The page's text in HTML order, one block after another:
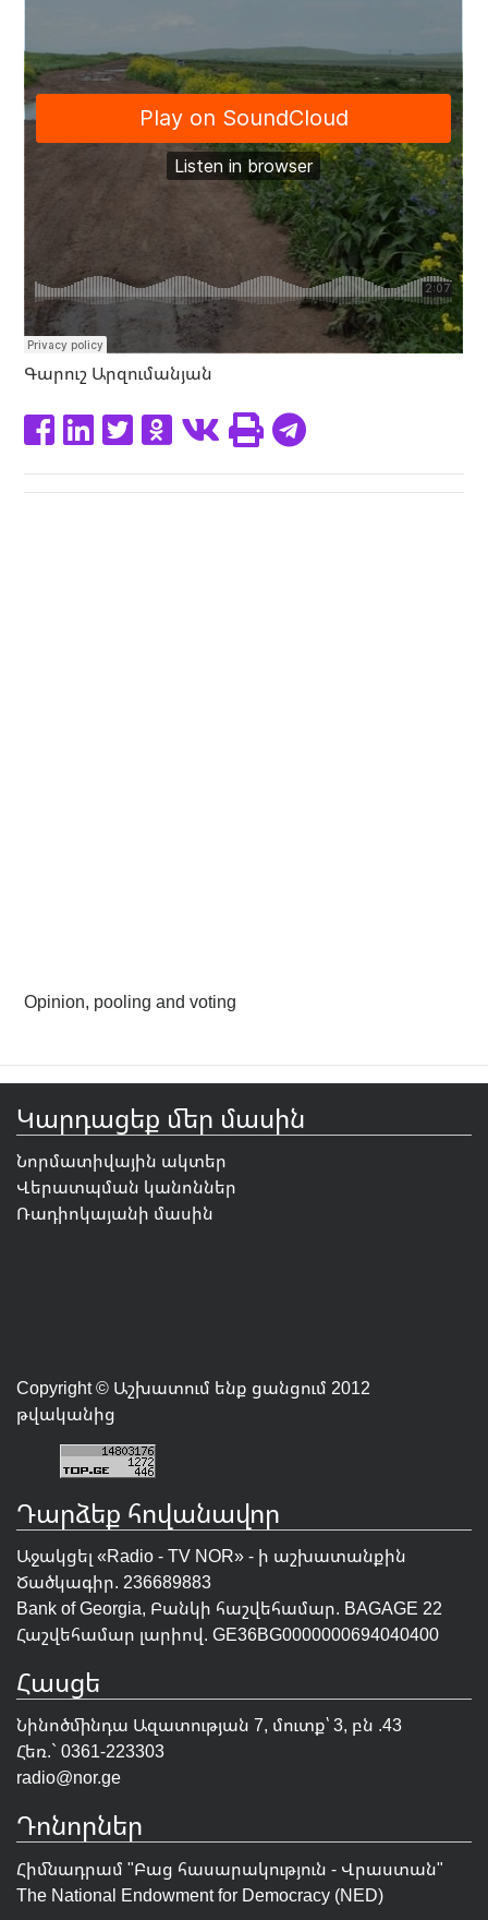
Գարուշ Արզումանյան
Opinion, pooling and voting
Կարդացեք մեր մասին
Նորմատիվային ակտեր
Վերատպման կանոններ
Ռադիոկայանի մասին
Copyright © Աշխատում ենք ցանցում 2012
թվականից
Դարձեք հովանավոր
Աջակցել «Radio - TV NOR» - ի աշխատանքին
Ծածկագիր. 236689883
Bank of Georgia, Բանկի հաշվեհամար. BAGAGE 22
Հաշվեհամար լարիով. GE36BG0000000694040400
Հասցե
Նինոծմինդա Ազատության 7, մուտք՝ 3, բն .43
Հեռ.` 0361-223303
radio@nor.ge
Դոնորներ
Հիմնադրամ "Բաց հասարակություն - Վրաստան"
The National Endowment for Democracy (NED)